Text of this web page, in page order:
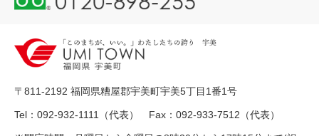
1
-
8
-
〒811-2192 福岡県糟屋郡宇美町宇美5丁目1番1号
Tel：092-932-1111（代表） Fax：092-933-7512（代表）